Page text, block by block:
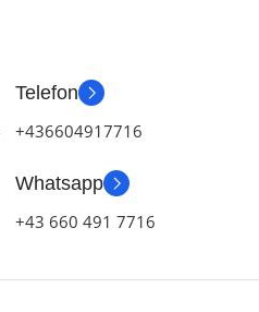
Telefon
+436604917716
Whatsapp
+43 660 491 7716